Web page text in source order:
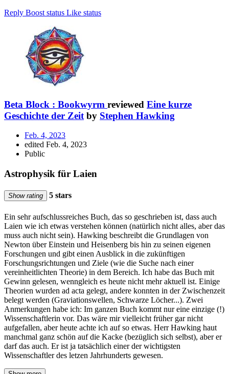
Reply Boost status Like status
Beta Block : Bookwyrm reviewed Eine kurze
Geschichte der Zeit by Stephen Hawking
Feb. 4, 2023
edited Feb. 4, 2023
Public
Astrophysik für Laien
Show rating 5 stars
Ein sehr aufschlussreiches Buch, das so geschrieben ist, dass auch
Laien wie ich etwas verstehen können (natürlich nicht alles, aber das
muss auch nicht sein). Hawking beschreibt die Grundlagen von
Newton über Einstein und Heisenberg bis hin zu seinen eigenen
Forschungen und gibt einen Ausblick in die zukünftigen
Forschungsrichtungen und Ziele (wie die Suche nach einer
vereinheitlichten Theorie) in dem Bereich. Ich habe das Buch mit
Gewinn gelesen, wenngleich es heute nicht mehr aktuell ist. Einige
Theorien wurden ad acta gelegt, andere konnten in der Zwischenzeit
belegt werden (Graviationswellen, Schwarze Löcher...). Zwei
Anmerkungen habe ich: Im ganzen Buch kommt nur eine einzige (!)
Wissenschaftlerin vor. Das wäre mir vielleicht früher gar nicht
aufgefallen, aber heute achte ich auf so etwas. Herr Hawking haut
manchmal ganz schön auf die Kacke (bezüglich sich selbst), aber er
darf das auch. Er ist ja tatsächlich einer der wichtigsten
Wissenschaftler des letzen Jahrhunderts gewesen.